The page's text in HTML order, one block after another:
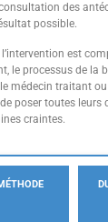
des
possible.
est
le processus de la
médecin traitant
poser toutes leurs
craintes.